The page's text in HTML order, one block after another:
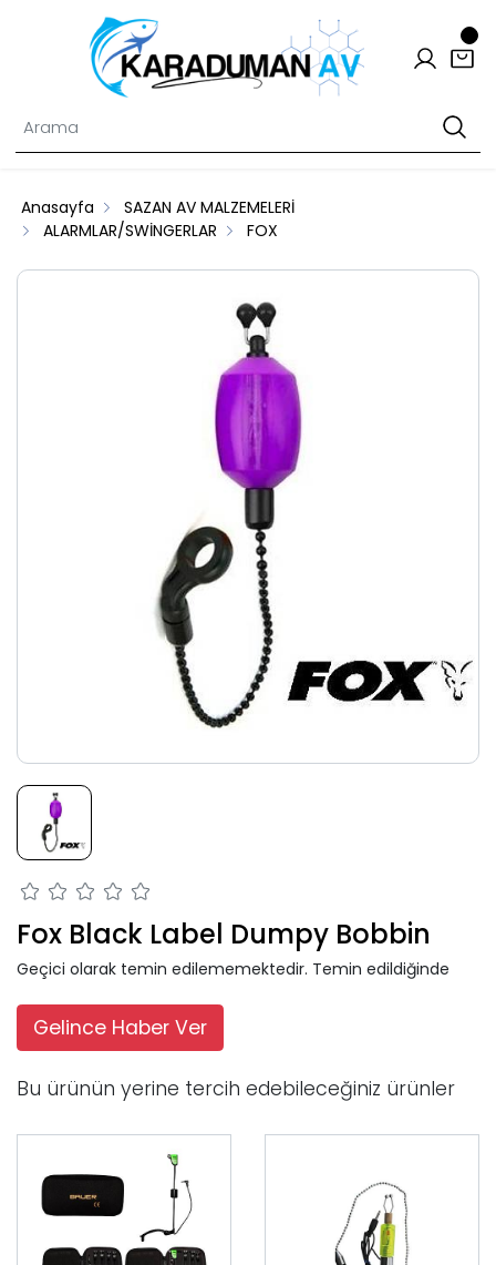
Anasayfa
SAZAN AV MALZEMELERİ
ALARMLAR/SWİNGERLAR
FOX
Fox Black Label Dumpy Bobbin
Geçici olarak temin edilememektedir. Temin edildiğinde
Gelince Haber Ver
Bu ürünün yerine tercih edebileceğiniz ürünler